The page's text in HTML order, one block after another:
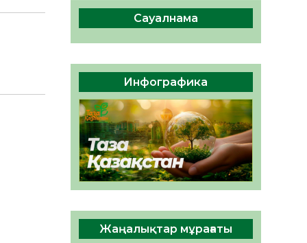
таныстырылымы өтті
Қазақстандықтардың 72,3%-
ы жаңа Құрылтай үшін дауыс
беруге дайын
05.08.2026
35 0
Сауалнама
Инфографика
Жаңалықтар мұрағаты